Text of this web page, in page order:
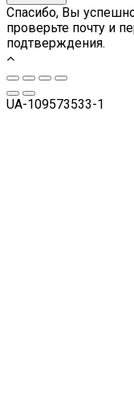
Спасибо, Вы
проверьте почту и
подтверждения.
UA-109573533-1